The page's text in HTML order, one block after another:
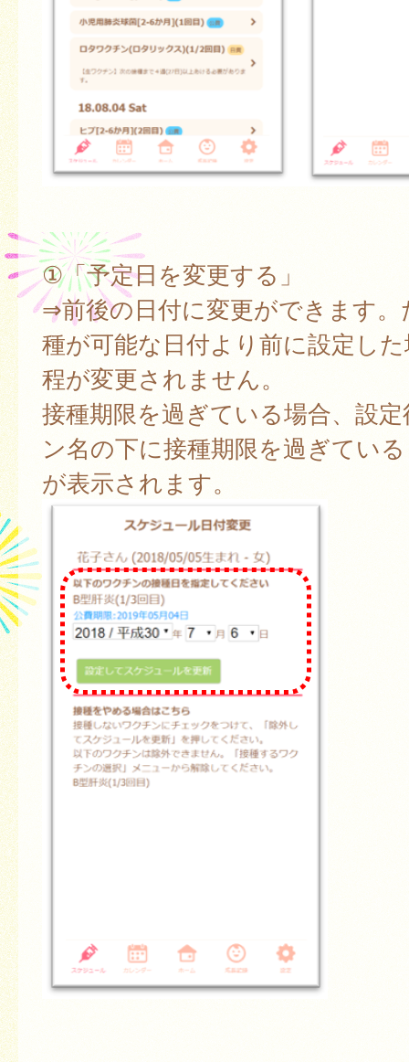
①「予定日を変更する」
⇒前後の日付に変更ができます。
種が可能な日付より前に設定し
程が変更されません。
接種期限を過ぎている場合、設
ン名の下に接種期限を過ぎてい
が表示されます。